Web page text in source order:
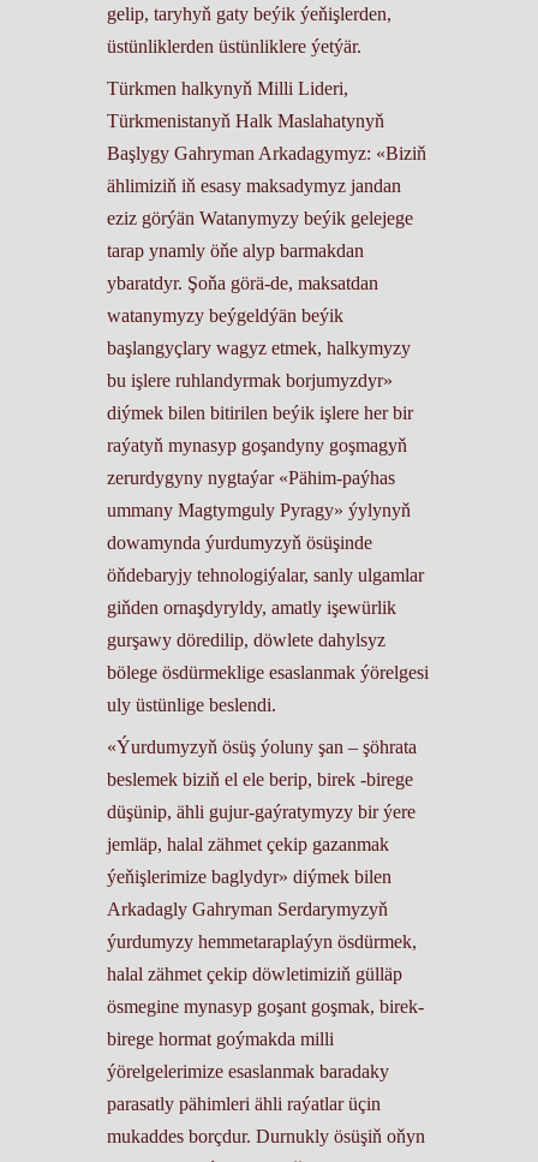
gelip, taryhyň gaty beýik ýeňişlerden,
üstünliklerden üstünliklere ýetýär.
Türkmen halkynyň Milli Lideri,
Türkmenistanyň Halk Maslahatynyň
Başlygy Gahryman Arkadagymyz: «Biziň
ählimiziň iň esasy maksadymyz jandan
eziz görýän Watanymyzy beýik gelejege
tarap ynamly öňe alyp barmakdan
ybaratdyr. Şoňa görä-de, maksatdan
watanymyzy beýgeldýän beýik
başlangyçlary wagyz etmek, halkymyzy
bu işlere ruhlandyrmak borjumyzdyr»
diýmek bilen bitirilen beýik işlere her bir
raýatyň mynasyp goşandyny goşmagyň
zerurdygyny nygtaýar «Pähim-paýhas
ummany Magtymguly Pyragy» ýylynyň
dowamynda ýurdumyzyň ösüşinde
öňdebaryjy tehnologiýalar, sanly ulgamlar
giňden ornaşdyryldy, amatly işewürlik
gurşawy döredilip, döwlete dahylsyz
bölege ösdürmeklige esaslanmak ýörelgesi
uly üstünlige beslendi.
«Ýurdumyzyň ösüş ýoluny şan – şöhrata
beslemek biziň el ele berip, birek -birege
düşünip, ähli gujur-gaýratymyzy bir ýere
jemläp, halal zähmet çekip gazanmak
ýeňişlerimize baglydyr» diýmek bilen
Arkadagly Gahryman Serdarymyzyň
ýurdumyzy hemmetaraplaýyn ösdürmek,
halal zähmet çekip döwletimiziň gülläp
ösmegine mynasyp goşant goşmak, birek-
birege hormat goýmakda milli
ýörelgelerimize esaslanmak baradaky
parasatly pähimleri ähli raýatlar üçin
mukaddes borçdur. Durnukly ösüşiň oňyn